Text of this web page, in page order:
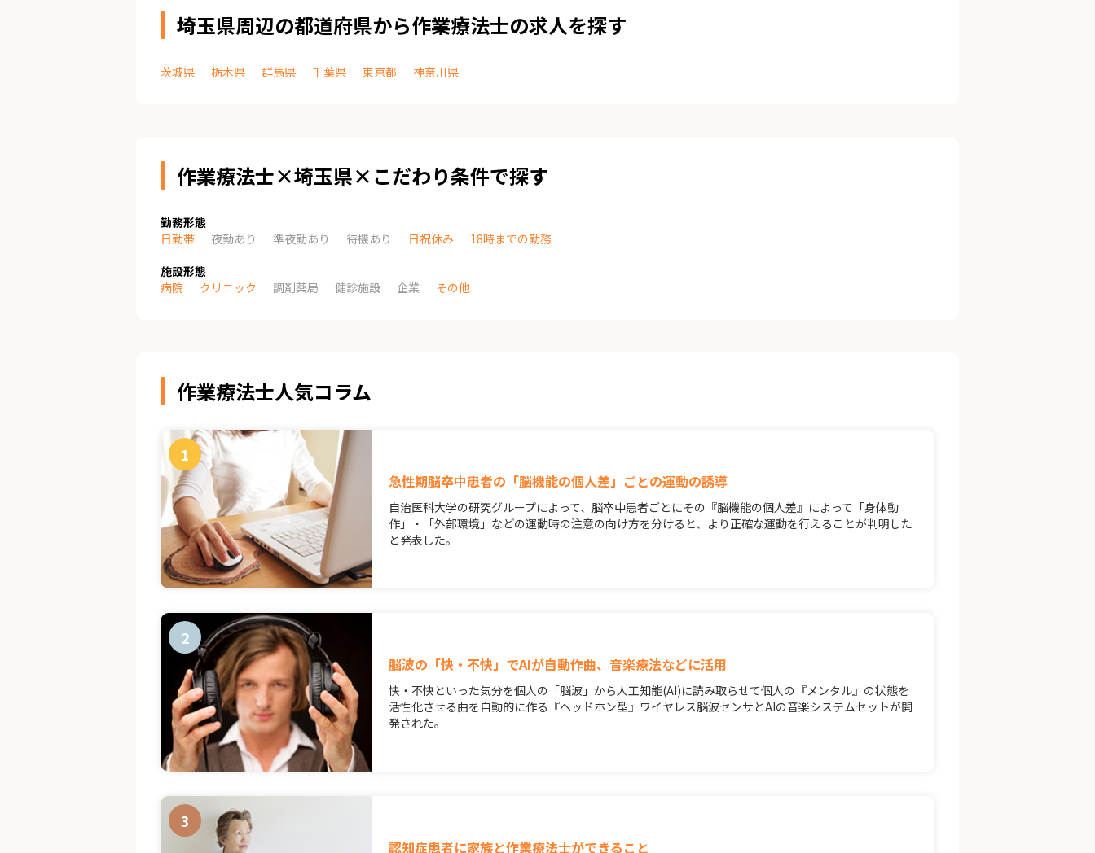
埼玉県周辺の都道府県から作業療法士の求人を探す
茨城県 栃木県 群馬県 千葉県 東京都 神奈川県
作業療法士×埼玉県×こだわり条件で探す
勤務形態
日勤帯
夜勤あり 準夜勤あり 待機あり 日祝休み
18時までの勤務
施設形態
病院
クリニック 調剤薬局 健診施設 企業 その他
作業療法士人気コラム
急性期脳卒中患者の「脳機能の個人差」ごとの運動の誘導
自治医科大学の研究グループによって、脳卒中患者ごとにその『脳機能の個人差』によって「身体動
作」・「外部環境」などの運動時の注意の向け方を分けると、より正確な運動を行えることが判明した
と発表した。
脳波の「快・不快」でAIが自動作曲、音楽療法などに活用
快・不快といった気分を個人の「脳波」から人工知能(AI)に読み取らせて個人の『メンタル』の状態を
活性化させる曲を自動的に作る『ヘッドホン型』ワイヤレス脳波センサとAIの音楽システムセットが開
発された。
認知症患者に家族と作業療法士ができること